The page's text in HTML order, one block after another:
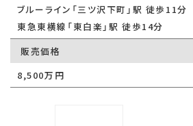
ブルーライン「三ツ沢下町」駅 徒歩11分
東急東横線「東白楽」駅 徒歩14分
販売価格
8,500万円